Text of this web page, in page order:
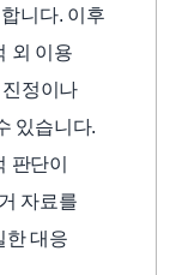
니다. 이후
외 이용
정이나
있습니다.
판단이
자료를
한 대응